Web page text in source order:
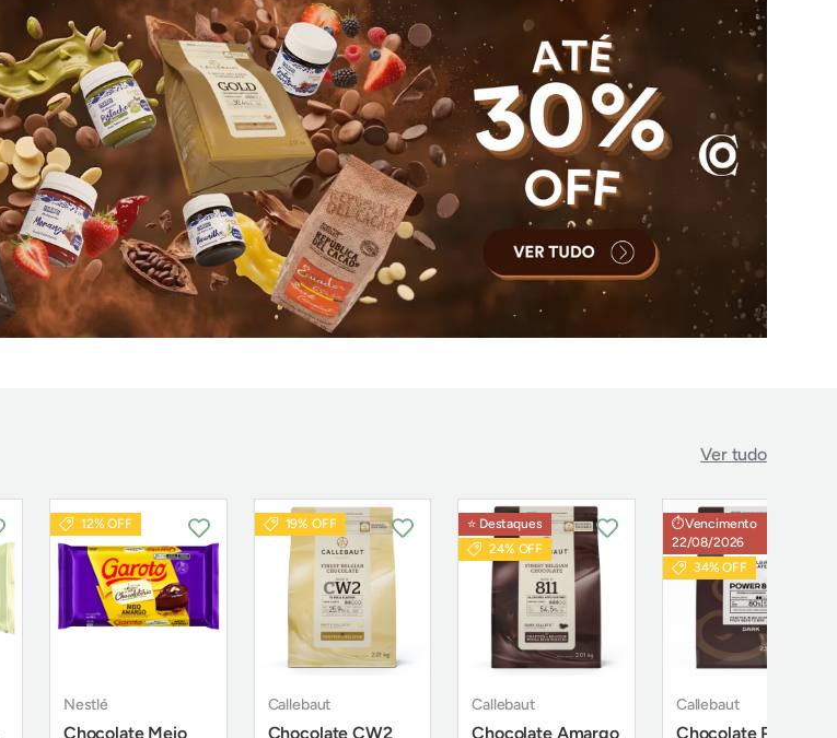
Ver tudo
12% OFF
Nestlé
Chocolate Meio
19% OFF
Callebaut
Chocolate CW2
⭐️ Destaques
24% OFF
Callebaut
Chocolate Amargo
⏱️Vencimento
22/08/2026
34% OFF
Callebaut
Chocolate Power